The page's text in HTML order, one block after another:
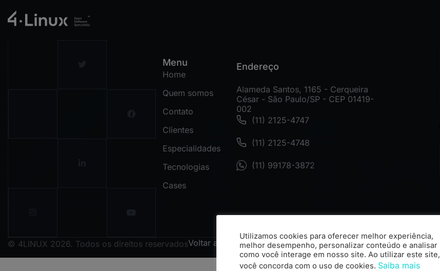
Menu
Home
Quem somos
Contato
Clientes
Especialidades
Tecnologias
Cases
Endereço
Alameda Santos, 1165 - Cerqueira
César - São Paulo/SP - CEP 01419-
002
(11) 2125-4747
(11) 2125-4748
(11) 99178-3872
© 4LINUX 2026. Todos os direitos reservadosVoltar ao topo
Utilizamos cookies para oferecer melhor experiência,
melhor desempenho, personalizar conteúdo e analisar
como você interage em nosso site. Ao utilizar este site,
você concorda com o uso de cookies. Saiba mais